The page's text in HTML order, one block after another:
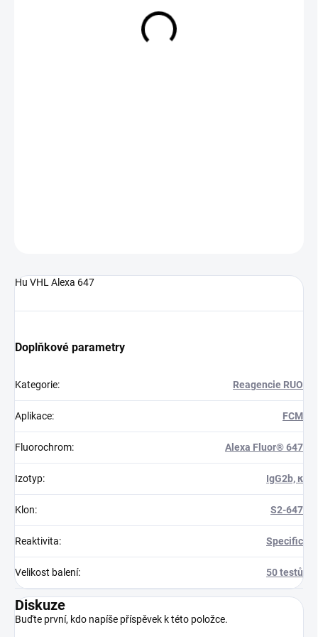
Hu VHL Alexa 647
Doplňkové parametry
Kategorie: Reagencie RUO
Aplikace: FCM
Fluorochrom: Alexa Fluor® 647
Izotyp: IgG2b, κ
Klon: S2-647
Reaktivita: Specific
Velikost balení: 50 testů
Diskuze
Buďte první, kdo napíše příspěvek k této položce.